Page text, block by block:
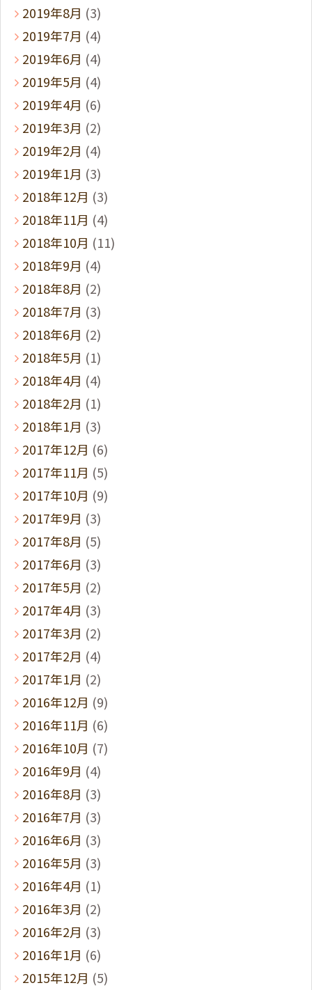
2019年8月 (3)
2019年7月 (4)
2019年6月 (4)
2019年5月 (4)
2019年4月 (6)
2019年3月 (2)
2019年2月 (4)
2019年1月 (3)
2018年12月 (3)
2018年11月 (4)
2018年10月 (11)
2018年9月 (4)
2018年8月 (2)
2018年7月 (3)
2018年6月 (2)
2018年5月 (1)
2018年4月 (4)
2018年2月 (1)
2018年1月 (3)
2017年12月 (6)
2017年11月 (5)
2017年10月 (9)
2017年9月 (3)
2017年8月 (5)
2017年6月 (3)
2017年5月 (2)
2017年4月 (3)
2017年3月 (2)
2017年2月 (4)
2017年1月 (2)
2016年12月 (9)
2016年11月 (6)
2016年10月 (7)
2016年9月 (4)
2016年8月 (3)
2016年7月 (3)
2016年6月 (3)
2016年5月 (3)
2016年4月 (1)
2016年3月 (2)
2016年2月 (3)
2016年1月 (6)
2015年12月 (5)